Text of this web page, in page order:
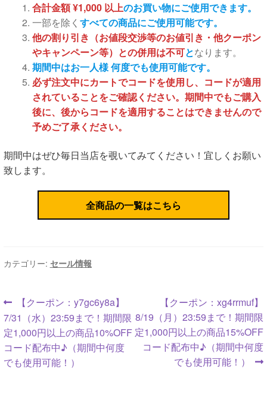
合計金額 ¥1,000 以上のお買い物にご使用できます。
一部を除く すべての商品にご使用可能です。
他の割り引き（お値段交渉等のお値引き・他クーポン
やキャンペーン等）との併用は不可となります。
期間中はお一人様 何度でも使用可能です。
必ず注文中にカートでコードを使用し、コードが適用
されていることをご確認ください。期間中でもご購入
後に、後からコードを適用することはできませんので
予めご了承ください。
期間中はぜひ毎日当店を覗いてみてください！宜しくお願い
致します。
全商品の一覧はこちら
カテゴリー: セール情報
投
稿
ナ
ビ
前
の
投
稿:
【クーポン：y7gc6y8a】
7/31（水）23:59まで！期間限
定1,000円以上の商品10%OFF
コード配布中♪（期間中何度
でも使用可能！）
次
の
投
稿:
【クーポン：xg4rrmuf】
8/19（月）23:59まで！期間限
定1,000円以上の商品15%OFF
コード配布中♪（期間中何度
でも使用可能！）